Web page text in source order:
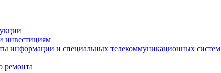
инвестициям
информации и специальных телекоммуникационных систем
ремонта